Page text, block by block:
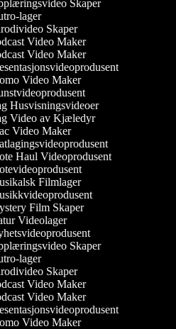
Skaper
lager
Skaper
Video Maker
Video Maker
Video Maker
Husvisningsvideoer
Video av Kjæledyr
Video Maker
Haul Videoprodusent
Filmlager
Film Skaper
Videolager
Skaper
lager
Skaper
Video Maker
Video Maker
Video Maker